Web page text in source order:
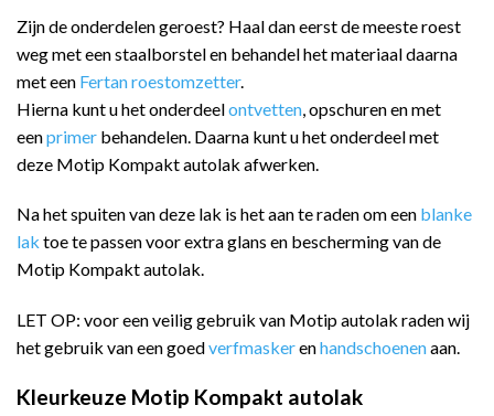
Zijn de onderdelen geroest? Haal dan eerst de meeste roest
weg met een staalborstel en behandel het materiaal daarna
met een Fertan roestomzetter.
Hierna kunt u het onderdeelontvetten , opschuren en met
eenprimer behandelen. Daarna kunt u het onderdeel met
deze Motip Kompakt autolak afwerken.
Na het spuiten van deze lak is het aan te raden om een blanke
lak toe te passen voor extra glans en bescherming van de
Motip Kompakt autolak.
LET OP: voor een veilig gebruik van Motip autolak raden wij
het gebruik van een goedverfmaskerenhandschoenenaan.
Kleurkeuze Motip Kompakt autolak